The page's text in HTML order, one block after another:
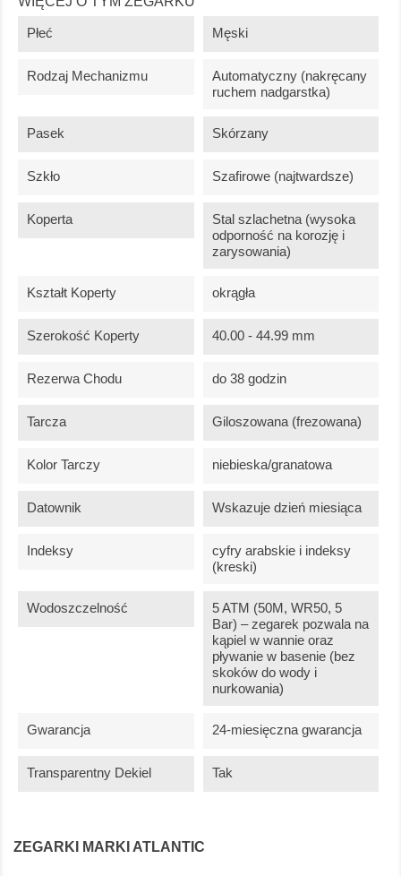
Płeć Męski
Rodzaj Mechanizmu
Automatyczny (nakręcany
ruchem nadgarstka)
Pasek Skórzany
Szkło Szafirowe (najtwardsze)
Koperta
Stal szlachetna (wysoka
odporność na korozję i
zarysowania)
Kształt Koperty okrągła
Szerokość Koperty 40.00 - 44.99 mm
Rezerwa Chodu do 38 godzin
Tarcza Giloszowana (frezowana)
Kolor Tarczy niebieska/granatowa
Datownik Wskazuje dzień miesiąca
Indeksy
cyfry arabskie i indeksy
(kreski)
Wodoszczelność
5 ATM (50M, WR50, 5
Bar) – zegarek pozwala na
kąpiel w wannie oraz
pływanie w basenie (bez
skoków do wody i
nurkowania)
Gwarancja 24-miesięczna gwarancja
Transparentny Dekiel Tak
ZEGARKI MARKI ATLANTIC